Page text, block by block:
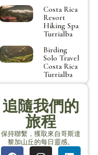
Costa Rica
Resort
Hiking Spa
Turrialba
Birding
Solo Travel
Costa Rica
Turrialba
追隨我們的
旅程
保持聯繫，獲取來自哥斯達
黎加山丘的每日靈感。